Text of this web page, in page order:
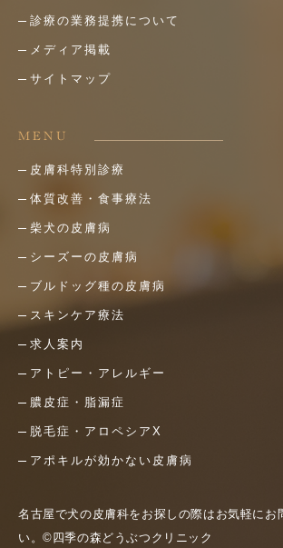
診療の業務提携について
メディア掲載
サイトマップ
MENU
皮膚科特別診療
体質改善・食事療法
柴犬の皮膚病
シーズーの皮膚病
ブルドッグ種の皮膚病
スキンケア療法
求人案内
アトピー・アレルギー
膿皮症・脂漏症
脱毛症・アロペシアX
アポキルが効かない皮膚病
名古屋で犬の皮膚科をお探しの際はお気軽にお
い。©四季の森どうぶつクリニック